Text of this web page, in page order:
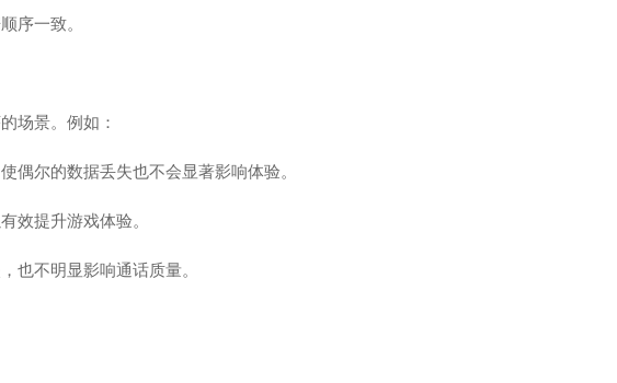
序一致。
场景。例如：
偶尔的数据丢失也不会显著影响体验。
效提升游戏体验。
也不明显影响通话质量。